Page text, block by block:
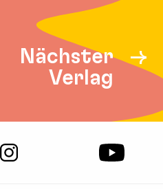
Nächster
Verlag